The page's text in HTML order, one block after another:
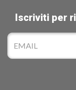
Iscriviti per